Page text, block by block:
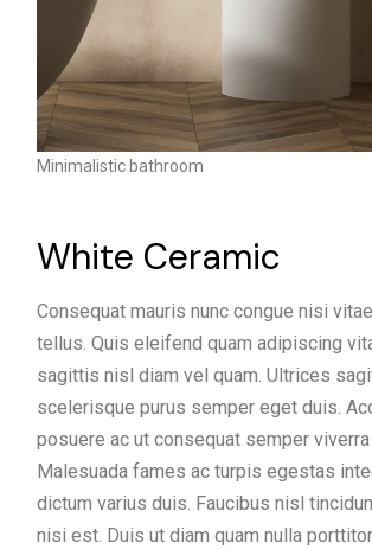
Minimalistic bathroom
White Ceramic
Consequat mauris nunc congue nisi
tellus. Quis eleifend quam adipiscing
sagittis nisl diam vel quam. Ultrices
scelerisque purus semper eget duis.
posuere ac ut consequat semper
Malesuada fames ac turpis egestas
dictum varius duis. Faucibus nisl
nisi est. Duis ut diam quam nulla